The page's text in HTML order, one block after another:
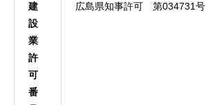
建
設
業
許
可
番
広島県知事許可 第034731号